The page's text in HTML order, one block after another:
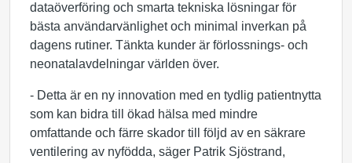
dataöverföring och smarta tekniska lösningar för
bästa användarvänlighet och minimal inverkan på
dagens rutiner. Tänkta kunder är förlossnings- och
neonatalavdelningar världen över.
- Detta är en ny innovation med en tydlig patientnytta
som kan bidra till ökad hälsa med mindre
omfattande och färre skador till följd av en säkrare
ventilering av nyfödda, säger Patrik Sjöstrand,